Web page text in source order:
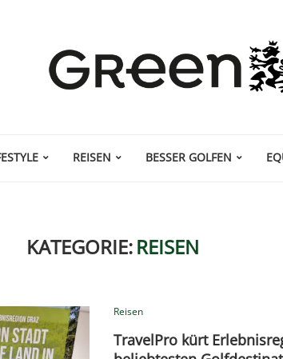
REISEN BESSER GOLFEN
KATEGORIE:REISEN
Reisen
TravelPro kürt